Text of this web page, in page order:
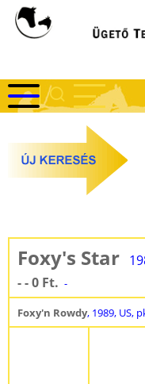
Ugrás
Foxy's Star
- - 0 Ft. -
Foxy'n Rowdy, 1989, US,